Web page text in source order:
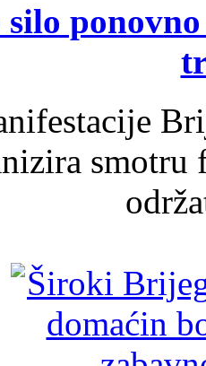
silo